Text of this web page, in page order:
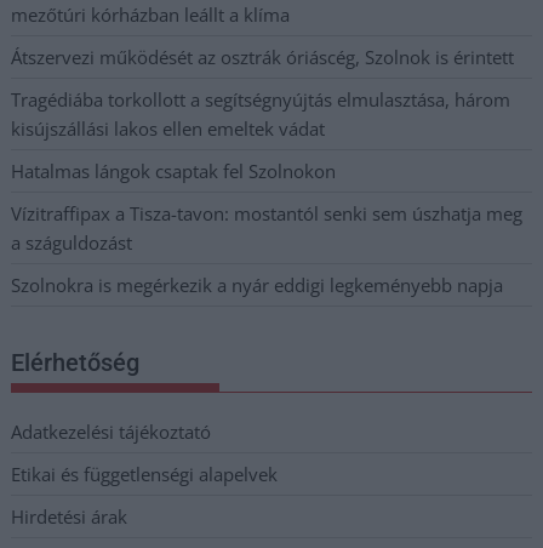
mezőtúri kórházban leállt a klíma
Átszervezi működését az osztrák óriáscég, Szolnok is érintett
Tragédiába torkollott a segítségnyújtás elmulasztása, három
kisújszállási lakos ellen emeltek vádat
Hatalmas lángok csaptak fel Szolnokon
Vízitraffipax a Tisza-tavon: mostantól senki sem úszhatja meg
a száguldozást
Szolnokra is megérkezik a nyár eddigi legkeményebb napja
Elérhetőség
Adatkezelési tájékoztató
Etikai és függetlenségi alapelvek
Hirdetési árak